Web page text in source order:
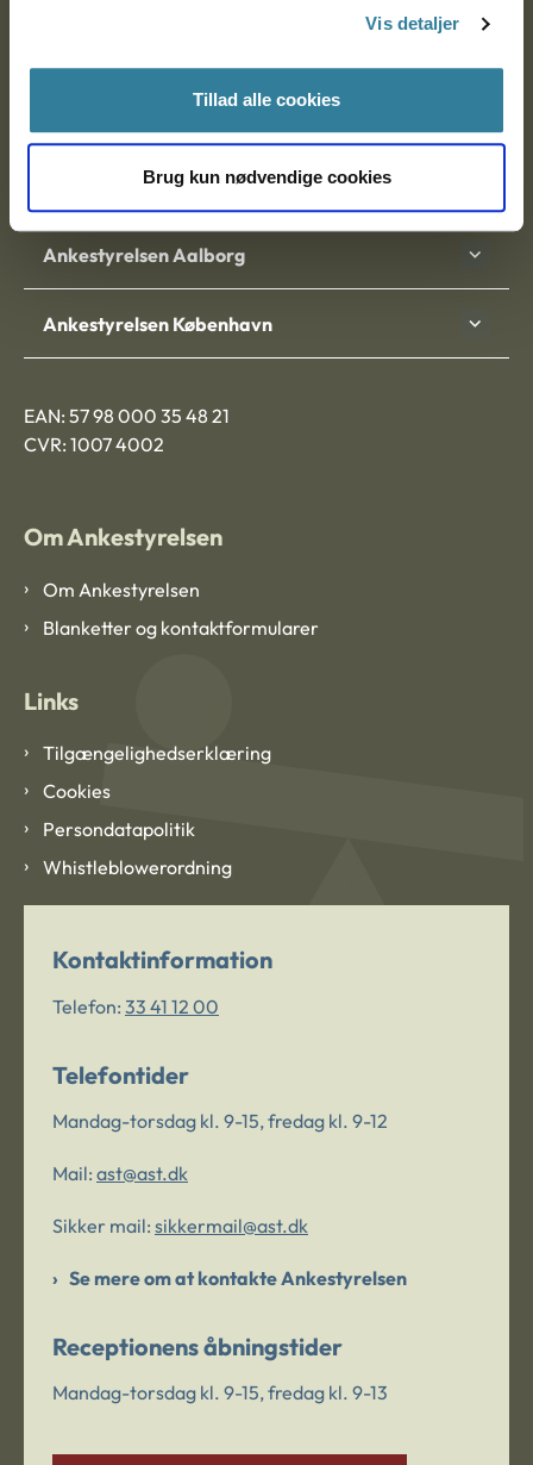
Vis detaljer
Tillad alle cookies
Brug kun nødvendige cookies
Nytorv 7, 2. sal
Ankestyrelsen Aalborg
Ankestyrelsen København
EAN: 57 98 000 35 48 21
CVR: 1007 4002
Om Ankestyrelsen
Om Ankestyrelsen
Blanketter og kontaktformularer
Links
Tilgængelighedserklæring
Cookies
Persondatapolitik
Whistleblowerordning
Kontaktinformation
Telefon: 33 41 12 00
Telefontider
Mandag-torsdag kl. 9-15, fredag kl. 9-12
Mail: ast@ast.dk
Sikker mail: sikkermail@ast.dk
Se mere om at kontakte Ankestyrelsen
Receptionens åbningstider
Mandag-torsdag kl. 9-15, fredag kl. 9-13